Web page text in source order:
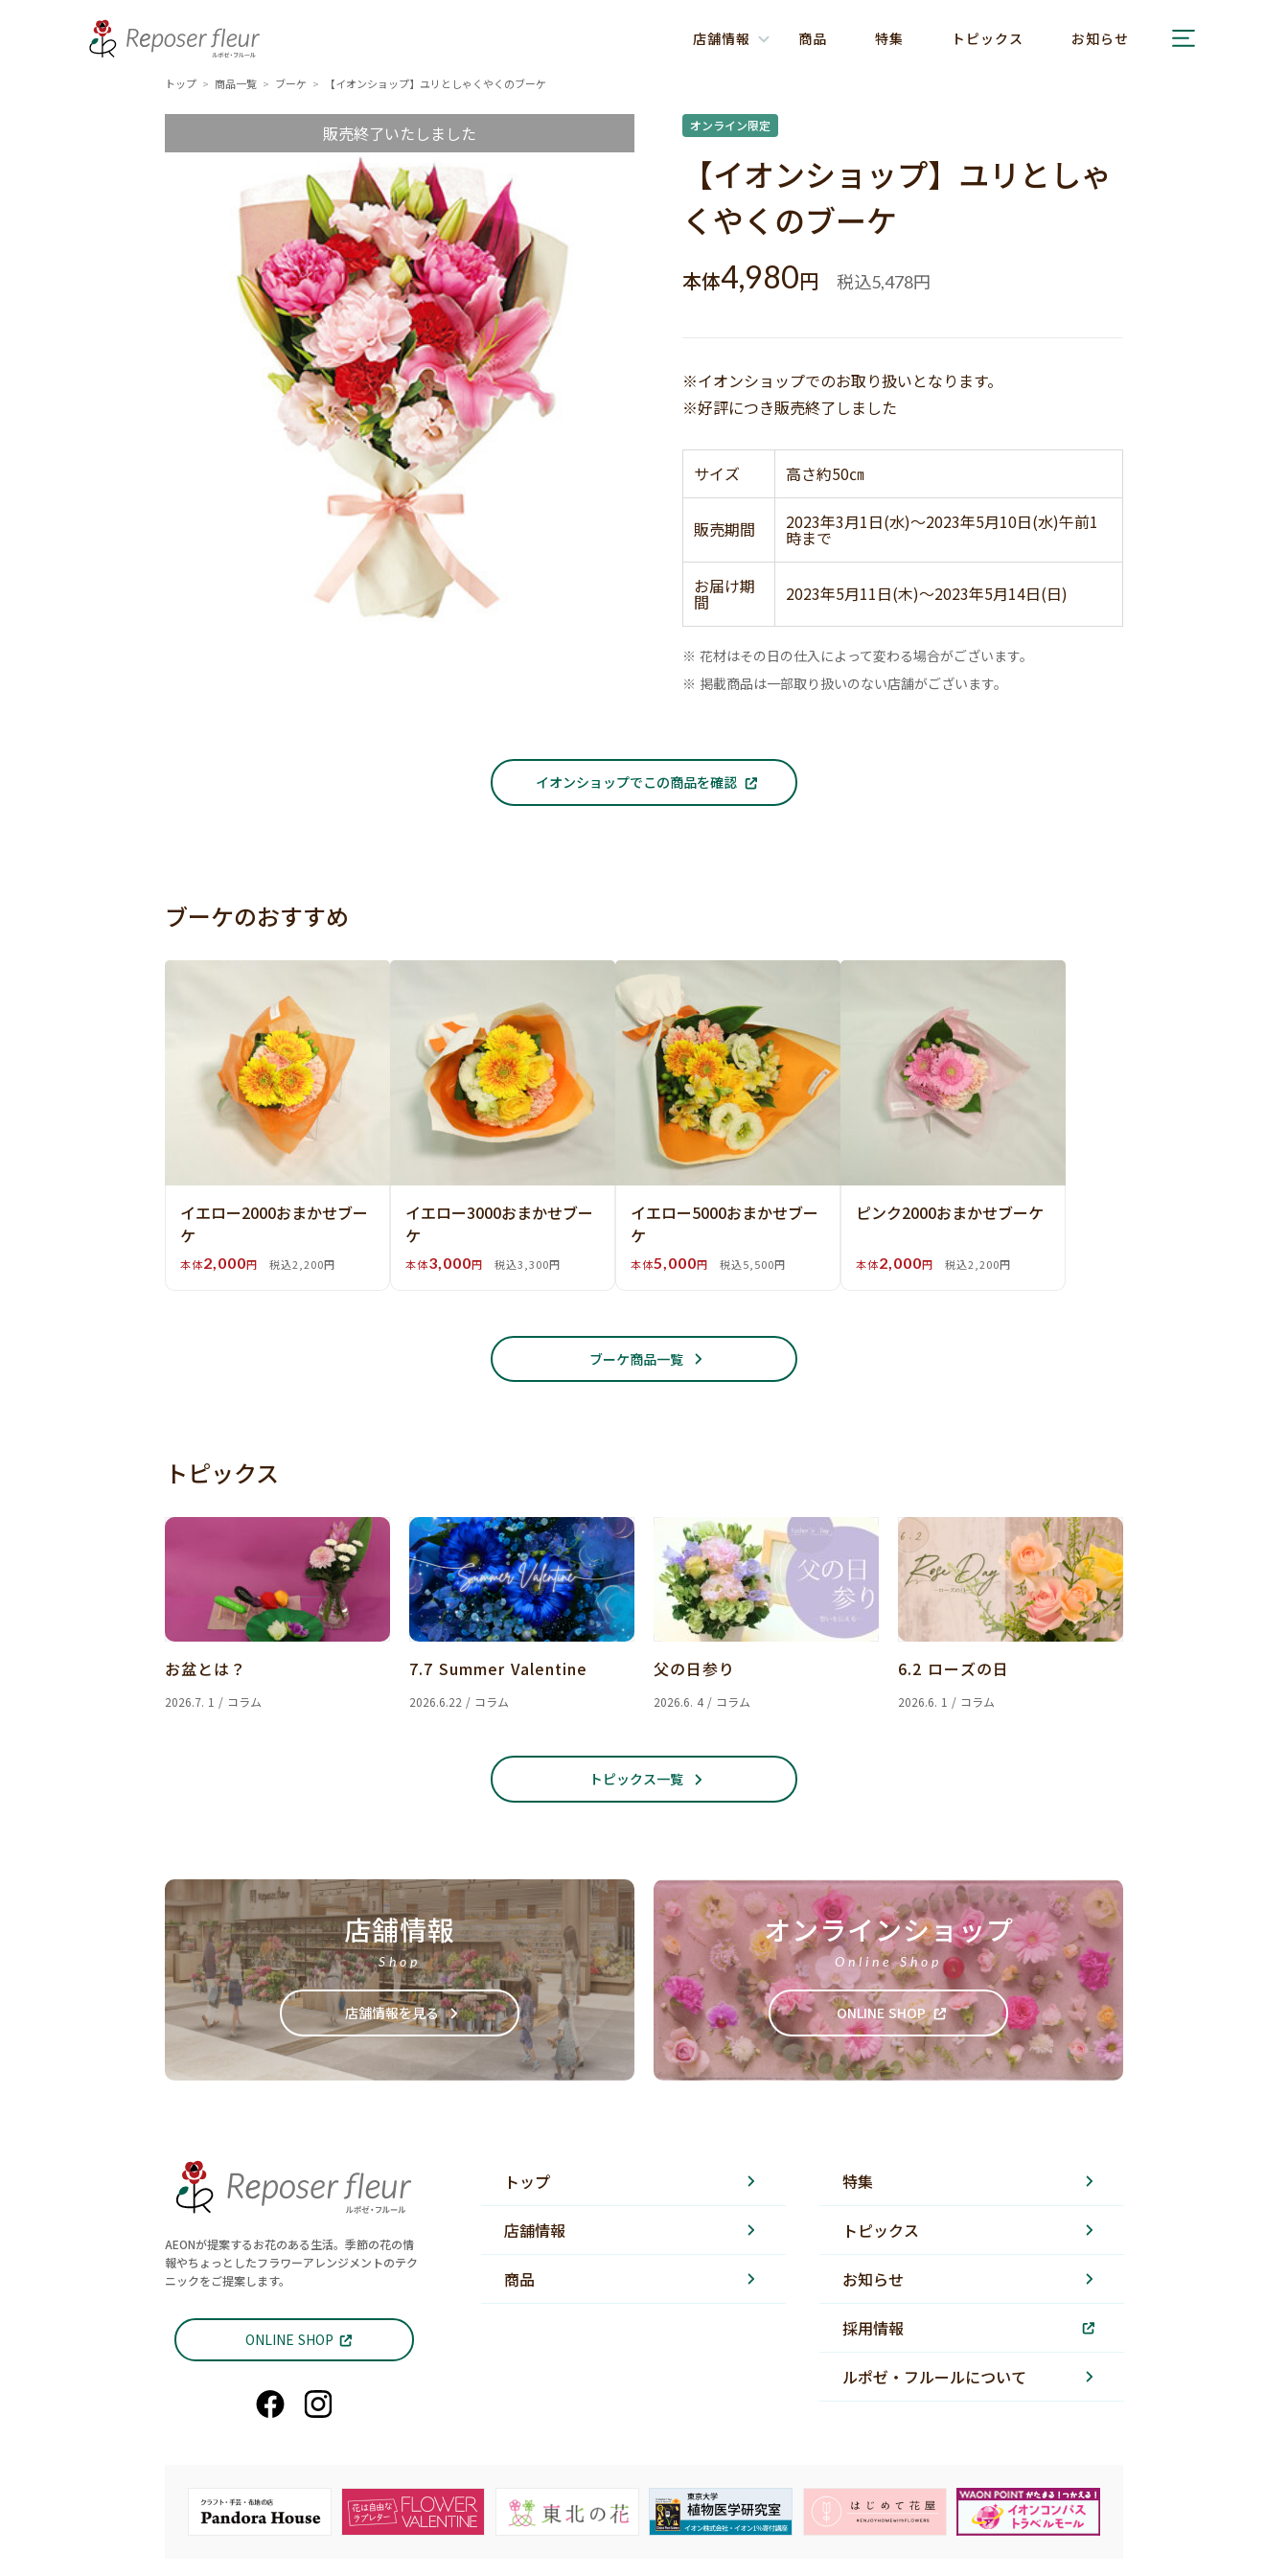
店舗情報 商品 特集 トピックス お知らせ
トップ > 商品一覧 > ブーケ > 【イオンショップ】ユリとしゃくやくのブーケ
販売終了いたしました オンライン限定
【イオンショップ】ユリとしゃ
くやくのブーケ
本体4,980円 税込5,478円
※イオンショップでのお取り扱いとなります。
※好評につき販売終了しました
サイズ 高さ約50㎝
販売期間 2023年3月1日(水)～2023年5月10日(水)午前1
時まで
お届け期
間 2023年5月11日(木)～2023年5月14日(日)
※ 花材はその日の仕入によって変わる場合がございます。
※ 掲載商品は一部取り扱いのない店舗がございます。
イオンショップでこの商品を確認
ブーケのおすすめ
イエロー2000おまかせブー
ケ
本体2,000円 税込2,200円
イエロー3000おまかせブー
ケ
本体3,000円 税込3,300円
イエロー5000おまかせブー
ケ
本体5,000円 税込5,500円
ピンク2000おまかせブーケ
本体2,000円 税込2,200円
ブーケ商品一覧
トピックス
お盆とは？
2026.7. 1 / コラム
7.7 Summer Valentine
2026.6.22 / コラム
父の日参り
2026.6. 4 / コラム
6.2 ローズの日
2026.6. 1 / コラム
トピックス一覧
店舗情報
Shop
店舗情報を見る
オンラインショップ
Online Shop
ONLINE SHOP
AEONが提案するお花のある生活。季節の花の情
報やちょっとしたフラワーアレンジメントのテク
ニックをご提案します。
ONLINE SHOP
トップ
店舗情報
商品
特集
トピックス
お知らせ
採用情報
ルポゼ・フルールについて